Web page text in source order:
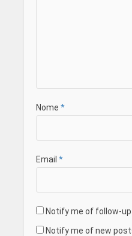
Nome *
Email *
Notify me of follow-
Notify me of new